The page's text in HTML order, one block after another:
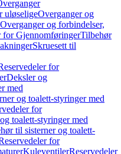
uløseligeOverganger og
og forbindelser,
for GjennomføringerTilbehør
Skruesett til
for
Deksler og
med
og toalett-styringer med
for
toalett-styringer med
til sisterner og toalett-
for
KuleventilerReservedeler